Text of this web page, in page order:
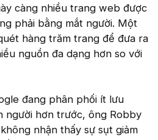
càng nhiều trang web được
phải bằng mắt người. Một
hàng trăm trang để đưa ra
nguồn đa dạng hơn so với
đang phân phối ít lưu
người hơn trước, ông Robby
nhận thấy sự sụt giảm